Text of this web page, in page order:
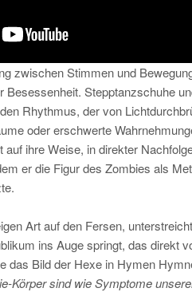
zwischen Stimmen und
Stepptanzschuhe
Rhythmus, der von
oder erschwerte
ihre Weise, in direkter
er die Figur des Zombies als
Art auf den Fersen,
ins Auge springt, das direkt
das Bild der Hexe in Hymen
Körper sind wie Symptome